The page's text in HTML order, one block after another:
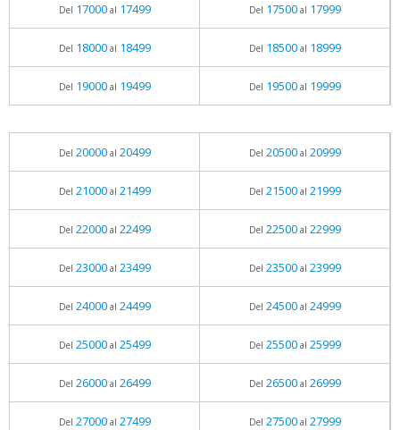
Del 17000al 17499 Del 17500al 17999
Del 18000al 18499 Del 18500al 18999
Del 19000al 19499 Del 19500al 19999
Del 20000al 20499 Del 20500al 20999
Del 21000al 21499 Del 21500al 21999
Del 22000al 22499 Del 22500al 22999
Del 23000al 23499 Del 23500al 23999
Del 24000al 24499 Del 24500al 24999
Del 25000al 25499 Del 25500al 25999
Del 26000al 26499 Del 26500al 26999
Del 27000al 27499 Del 27500al 27999